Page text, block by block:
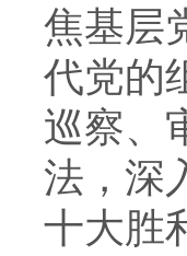
焦基层
代党的
巡察、
法，深
十大胜